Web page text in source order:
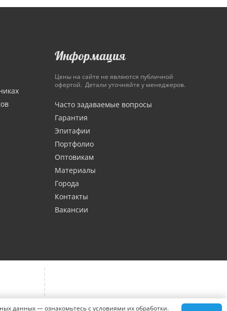
Информация
Цены на сайте не являются публичной
офертой. Детали уточняйте у менеджеров.
Часто задаваемые вопросы
Гарантия
Эпитафии
Портфолио
Оптовикам
Материалы
Города
Контакты
Вакансии
данных — ознакомьтесь с условиями их обработки.